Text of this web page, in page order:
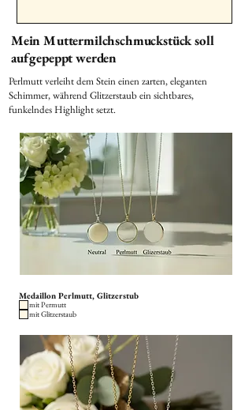
Mein Muttermilchschmuckstück soll
aufgepeppt werden
Perlmutt verleiht dem Stein einen zarten, eleganten
Schimmer, während Glitzerstaub ein sichtbares,
funkelndes Highlight setzt.
Medaillon Perlmutt, Glitzerstub
mit Permutt
mit Glitzerstaub